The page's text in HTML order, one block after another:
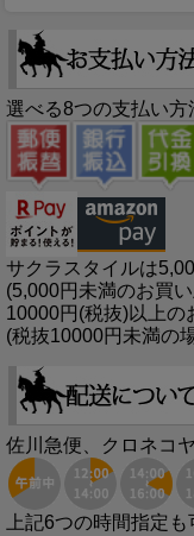
選べる8つの支払い方
サクラスタイルは
(5,000円未満のお買
10000円(税抜)以上の
(税抜10000円未満の
佐川急便、クロネコ
上記6つの時間指定も